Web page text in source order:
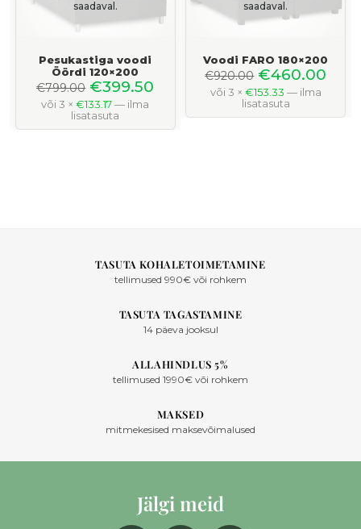
Pesukastiga voodi
Öördi 120×200
€799.00 €399.50
või 3 ×€133.17— ilma
lisatasuta
Voodi FARO 180×200
€920.00 €460.00
või 3 × €153.33 — ilma
lisatasuta
TASUTA KOHALETOIMETAMINE
tellimused 990€ või rohkem
TASUTA TAGASTAMINE
14 päeva jooksul
ALLAHINDLUS 5%
tellimused 1990€ või rohkem
MAKSED
mitmekesised maksevõimalused
Jälgi meid